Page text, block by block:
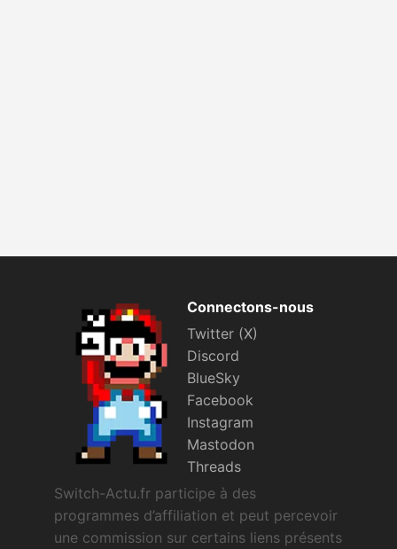
Connectons-nous
Twitter (X)
Discord
BlueSky
Facebook
Instagram
Mastodon
Threads
Switch-Actu.fr participe à des
programmes d’affiliation et peut percevoir
une commission sur certains liens présents